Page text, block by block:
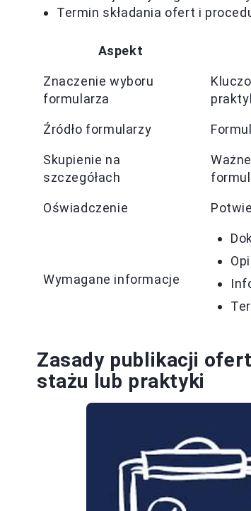
Termin składania ofert i
Aspekt
Znaczenie wyboru
formularza
Źródło formularzy
Skupienie na
szczegółach
Oświadczenie
Wymagane informacje
Zasady publikacji
stażu lub praktyki